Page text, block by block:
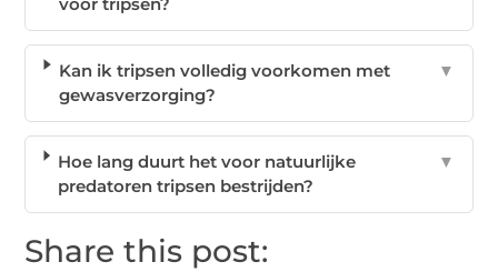
Kan ik tripsen volledig voorkomen met
gewasverzorging?
▼
Hoe lang duurt het voor natuurlijke
predatoren tripsen bestrijden?
▼
Share this post: